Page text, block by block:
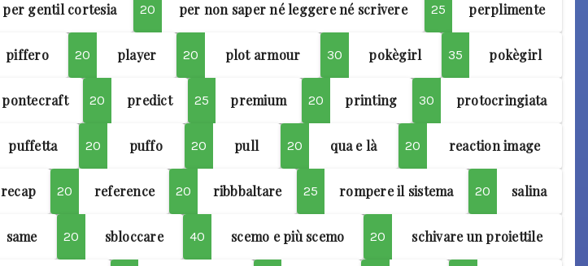
per gentil cortesia 20 per non saper né leggere né scrivere 25 perplimente
piffero 20 player 20 plot armour 30 pokègirl 35 pokègirl
pontecraft 20 predict 25 premium 20 printing 30 protocringiata
puffetta 20 puffo 20 pull 20 qua e là 20 reaction image
recap 20 reference 20 ribbbaltare 25 rompere il sistema 20 salina
same 20 sbloccare 40 scemo e più scemo 20 schivare un proiettile